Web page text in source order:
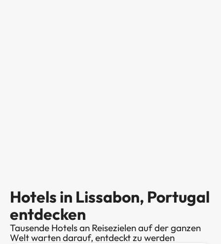
Hotels in Lissabon, Portugal
entdecken
Tausende Hotels an Reisezielen auf der ganzen
Welt warten darauf, entdeckt zu werden